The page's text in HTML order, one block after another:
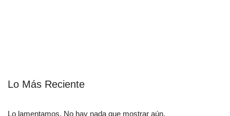
Lo Más Reciente
Lo lamentamos. No hay nada que mostrar aún.